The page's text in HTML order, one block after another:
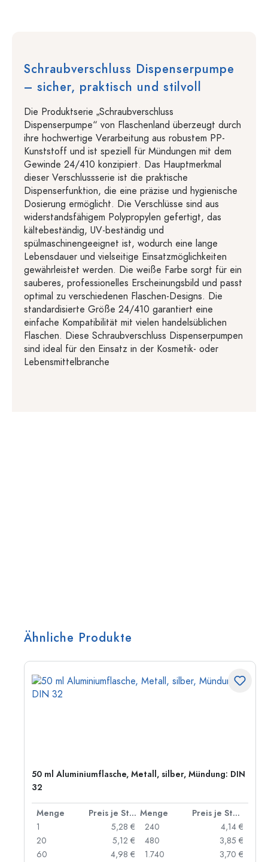
Schraubverschluss Dispenserpumpe
– sicher, praktisch und stilvoll
Die Produktserie „Schraubverschluss
Dispenserpumpe“ von Flaschenland überzeugt durch
ihre hochwertige Verarbeitung aus robustem PP-
Kunststoff und ist speziell für Mündungen mit dem
Gewinde 24/410 konzipiert. Das Hauptmerkmal
dieser Verschlussserie ist die praktische
Dispenserfunktion, die eine präzise und hygienische
Dosierung ermöglicht. Die Verschlüsse sind aus
widerstandsfähigem Polypropylen gefertigt, das
kältebeständig, UV-beständig und
spülmaschinengeeignet ist, wodurch eine lange
Lebensdauer und vielseitige Einsatzmöglichkeiten
gewährleistet werden. Die weiße Farbe sorgt für ein
sauberes, professionelles Erscheinungsbild und passt
optimal zu verschiedenen Flaschen-Designs. Die
standardisierte Größe 24/410 garantiert eine
einfache Kompatibilität mit vielen handelsüblichen
Flaschen. Diese Schraubverschluss Dispenserpumpen
sind ideal für den Einsatz in der Kosmetik- oder
Lebensmittelbranche
Ähnliche Produkte
50 ml Aluminiumflasche, Metall, silber, Mündung: DIN
32
Menge Preis je Stück Menge
Preis je Stück
1
5,28 €
20
5,12 €
60
4,98 €
240
4,14 €
480
3,85 €
1.740
3,70 €